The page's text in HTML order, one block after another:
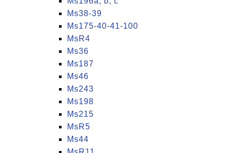
Ms38-39
Ms175-40-41-100
MsR4
Ms36
Ms187
Ms46
Ms243
Ms198
Ms215
MsR5
Ms44